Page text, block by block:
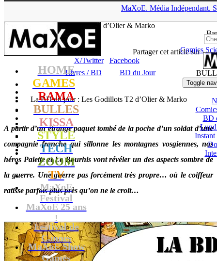
MaXoE. Média Indépendant.
HOME
GAMES
RAMA
BULLES
KISSA
STYLE
TECH
ZOOM
TV
MaXoE
Festival
MaXoE 25 ans
!
Festival de
Cannes
MaXoE Show
Games
Comics
Toggle
BD
Instant
Godillots T2 d’Olier & Marko
Partager cet article sur
X/Twitter
Facebook
Livres / BD
BD du Jour
La BD du jour : Les Godillots T2 d’Olier & Marko
A partir d’un étrange paquet tombé de la poche d’un soldat d’une
compagnie franche qui sillonne les montagnes vosgiennes, nos
héros Palette et Le Bourhis vont révéler un des aspects sombre de
la guerre. Une guerre pas forcément très propre… où le coiffeur
ratisse parfois plus près qu’on ne le croit…